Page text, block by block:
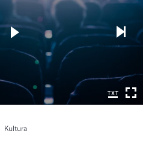
Kultura